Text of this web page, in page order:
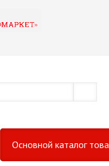
Основной каталог